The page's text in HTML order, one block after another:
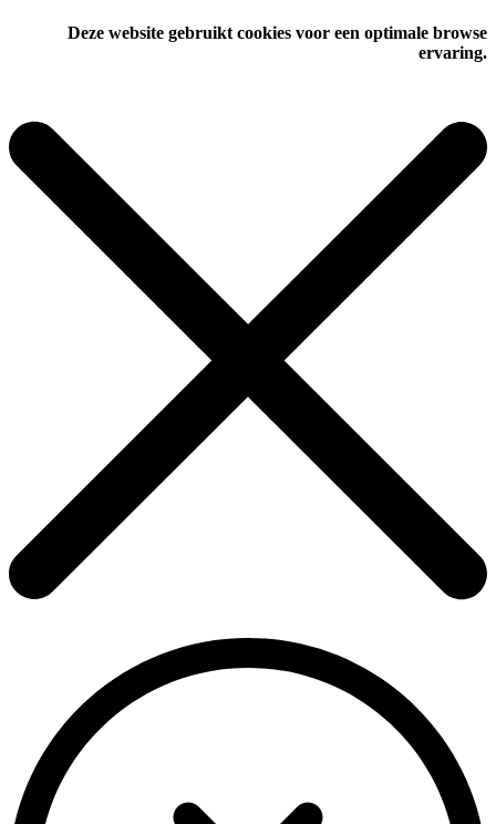
Deze website gebruikt cookies voor een optimale browse
ervaring.